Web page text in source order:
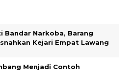
Bandar Narkoba, Barang
Kejari Empat Lawang
Menjadi Contoh